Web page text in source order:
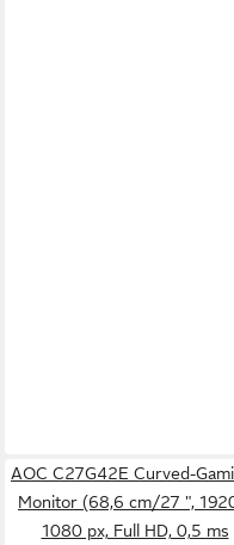
AOC C27G42E Curved-
Monitor (68,6 cm/27 ",
1080 px, Full HD, 0,5 ms